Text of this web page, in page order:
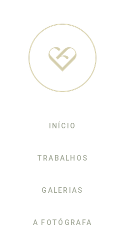
INÍCIO
TRABALHOS
GALERIAS
A FOTÓGRAFA